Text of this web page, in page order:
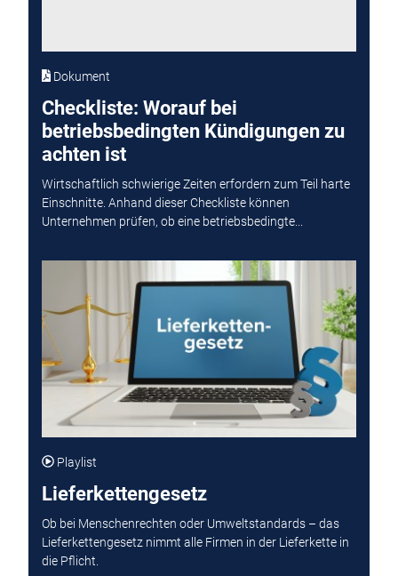
Dokument
Checkliste: Worauf bei
betriebsbedingten Kündigungen zu
achten ist
Wirtschaftlich schwierige Zeiten erfordern zum Teil harte
Einschnitte. Anhand dieser Checkliste können
Unternehmen prüfen, ob eine betriebsbedingte...
Playlist
Lieferkettengesetz
Ob bei Menschenrechten oder Umweltstandards – das
Lieferkettengesetz nimmt alle Firmen in der Lieferkette in
die Pflicht.